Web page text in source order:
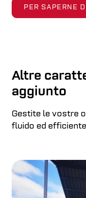
PER SAPERNE
Altre
aggiunto
Gestite le vostre
fluido ed